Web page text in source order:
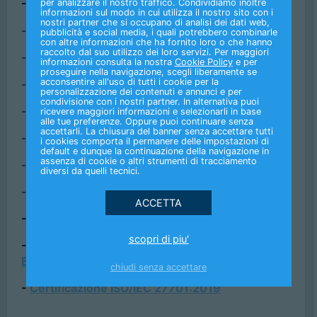
-
Certificazione Audit 2026
- Certificazione G4
-
Certificazione ISO 9001:2015
-
Certificazione ISO 37001:2016
-
Certificazione ISO 37001:2025
-
Certificazione ISO 26000:2020
-
Certificazione ISO 45001:2018
-
Certificazione UNI/PdR 125:2022
-
Certificazione ISO 14001:2015
-
Certificazione ISO/IEC 27001:2022 - UNI CEI
EN ISO/IEC 27001:2024
-Certificazione ISO/IEC 27701:2019
per analizzare il nostro traffico. Condividiamo inoltre
informazioni sul modo in cui utilizza il nostro sito con i
nostri partner che si occupano di analisi dei dati web,
pubblicità e social media, i quali potrebbero combinarle
con altre informazioni che ha fornito loro o che hanno
raccolto dal suo utilizzo dei loro servizi. Per maggiori
informazioni consulta la nostra Cookie Policye per
proseguire nella navigazione, scegli liberamente se
acconsentire all'uso di tutti i cookie per la
personalizzazione dei contenuti e annunci e per
condivisione con i nostri partner. In alternativa puoi
ricevere maggiori informazioni e selezionarli in base
alle tue preferenze. Oppure puoi continuare senza
accettarli. La chiusura del banner senza accettare tutti
i cookies comporta il permanere delle impostazioni di
default e dunque la continuazione della navigazione in
assenza di cookie o altri strumenti di tracciamento
diversi da quelli tecnici.
chiudi senza accettare
scopri di piu'